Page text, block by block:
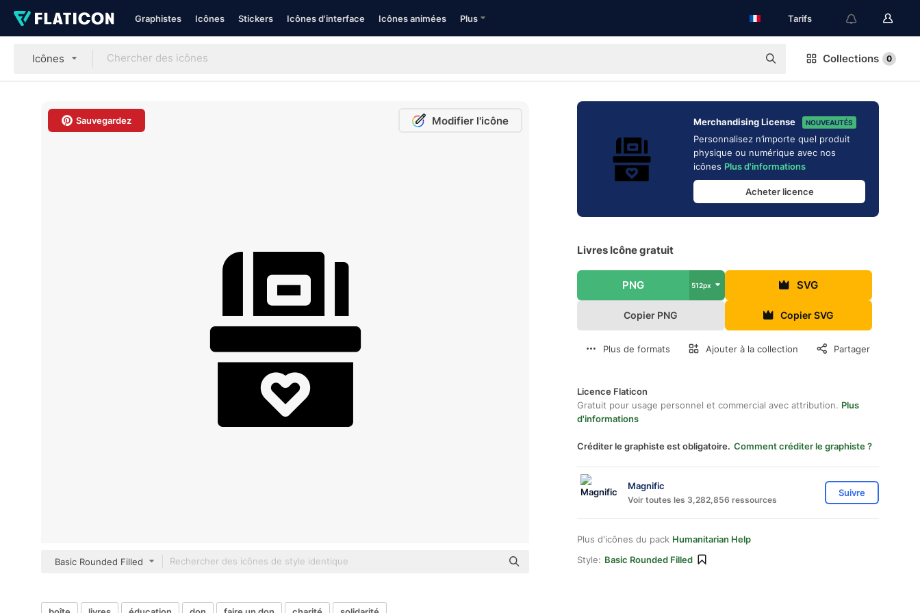
Graphistes Icônes Stickers Icônes d'interface Icônes animées Plus Tarifs
Icônes Collections 0
Sauvegardez Modifier l'icône
Basic Rounded Filled
Merchandising License NOUVEAUTÉS
Personnalisez n’importe quel produit
physique ou numérique avec nos
icônes Plus d'informations
Acheter licence
Livres Icône gratuit
PNG 512px SVG
Copier PNG Copier SVG
Plus de formats Ajouter à la collection Partager
Licence Flaticon
Gratuit pour usage personnel et commercial avec attribution. Plus
d'informations
Créditer le graphiste est obligatoire. Comment créditer le graphiste ?
Magnific
Voir toutes les 3,282,856 ressources
Suivre
Plus d'icônes du pack Humanitarian Help
Style: Basic Rounded Filled